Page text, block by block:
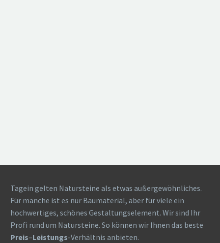
Tagein gelten Natursteine als etwas außergewöhnliches.
Für manche ist es nur Baumaterial, aber für viele ein
hochwertiges, schönes Gestaltungselement. Wir sind Ihr
Profi rund um Natursteine. So können wir Ihnen das beste
Preis–Leistungs-Verhältnis anbieten.